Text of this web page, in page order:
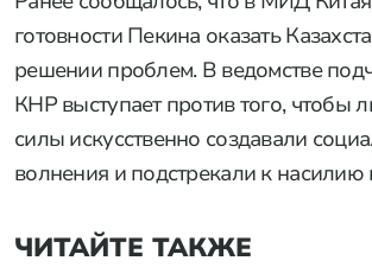
готовности Пекина оказать
решении проблем. В ведомстве
КНР выступает против того, чтобы
силы искусственно создавали
волнения и подстрекали к насилию
ЧИТАЙТЕ ТАКЖЕ